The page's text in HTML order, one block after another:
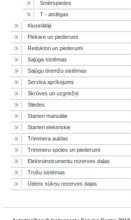
Smērspiedes
T - atslēgas
Klusinātāji
Piekare un piederumi
Reduktori un piederumi
Sajūga sistēmas
Sajūgu bremžu sistēmas
Servisa aprīkojums
Skrūves un uzgriežņi
Sliedes
Starteri manuālie
Starteri elektriskie
Trimmera auklas
Trimmeru spoles un piederumi
Elektroinstrumentu rezerves daļas
Trošu sistēmas
Ūdens sūkņu rezerves daļas